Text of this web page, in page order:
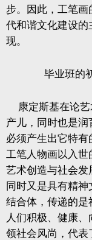
步。因此，工笔
代和谐文化建设的
现。
毕业班的
康定斯基在论
产儿，同时也是
必须产生出它特
工笔人物画以入世
艺术创造与社会发
同时又是具有精
结合体，传递的是
人们积极、健康、
领社会风尚，代